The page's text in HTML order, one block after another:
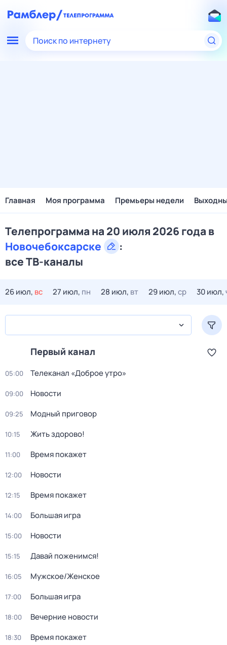
Поиск по интернету
Главная Моя программа Премьеры недели
Телепрограмма на 20 июля 2026 года в
Новочебоксарске
:
все ТВ-каналы
26 июл, вс 27 июл, пн 28 июл, вт 29 июл,ср 30 июл,
Первый канал
05:00 Телеканал «Доброе утро»
09:00 Новости
09:25 Модный приговор
10:15 Жить здорово!
11:00 Время покажет
12:00 Новости
12:15 Время покажет
14:00 Большая игра
15:00 Новости
15:15 Давай поженимся!
16:05 Мужское/Женское
17:00 Большая игра
18:00 Вечерние новости
18:30 Время покажет